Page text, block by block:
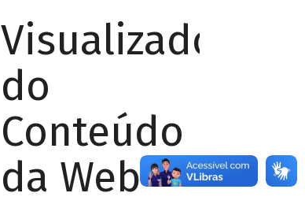
Visualizador
do
Conteúdo
da Web